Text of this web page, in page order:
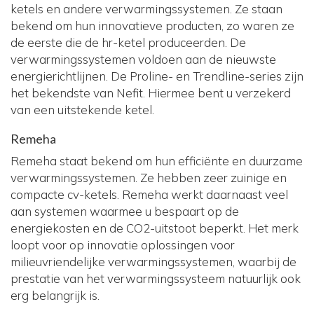
ketels en andere verwarmingssystemen. Ze staan
bekend om hun innovatieve producten, zo waren ze
de eerste die de hr-ketel produceerden. De
verwarmingssystemen voldoen aan de nieuwste
energierichtlijnen. De Proline- en Trendline-series zijn
het bekendste van Nefit. Hiermee bent u verzekerd
van een uitstekende ketel.
Remeha
Remeha staat bekend om hun efficiënte en duurzame
verwarmingssystemen. Ze hebben zeer zuinige en
compacte cv-ketels. Remeha werkt daarnaast veel
aan systemen waarmee u bespaart op de
energiekosten en de CO2-uitstoot beperkt. Het merk
loopt voor op innovatie oplossingen voor
milieuvriendelijke verwarmingssystemen, waarbij de
prestatie van het verwarmingssysteem natuurlijk ook
erg belangrijk is.